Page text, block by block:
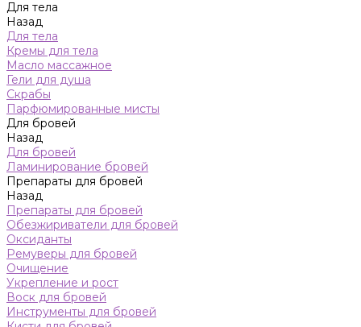
Для тела
Назад
Для тела
Кремы для тела
Масло массажное
Гели для душа
Скрабы
Парфюмированные мисты
Для бровей
Назад
Для бровей
Ламинирование бровей
Препараты для бровей
Назад
Препараты для бровей
Обезжириватели для бровей
Оксиданты
Ремуверы для бровей
Очищение
Укрепление и рост
Воск для бровей
Инструменты для бровей